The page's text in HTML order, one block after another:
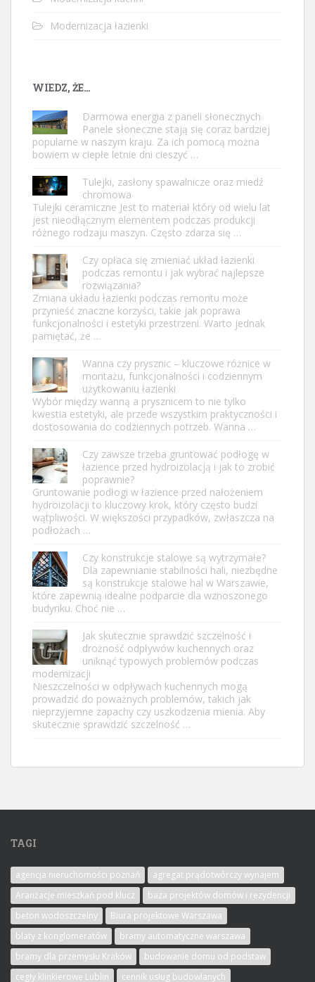
Modernizacja łazienki
WIEDZ, ŻE…
Darmowa energia z paneli słonecznych
Panele słoneczne stają się coraz bardziej
popularne w naszym kraju. Za ich pomocą można
bowiem w ciepłe letnie dni cieszyć …
Tulejki, zasłony spawalnicze oraz miedź
chromowa
Tulejki ceramiczne Jest to materiał który od wielu lat
jest nieodłącznym elementem podczas produkcji
różnego rodzaju maszyn. Często zdarza się …
Czy opłaca się zmieniać układ łazienki
podczas remontu i jak wybrać najlepsze
rozwiązania?
Zmiana układu łazienki podczas remontu może
przynieść znaczne korzyści, takie jak poprawa
funkcjonalności i estetyki przestrzeni. Warto jednak
pamiętać, że …
Wanna czy prysznic – kluczowe różnice w
montażu, funkcjonalności i codziennym
użytkowaniu łazienki
Wybór między wanną a prysznicem to nie tylko
kwestia estetyki, ale przede wszystkim praktyczności i
dostosowania do codziennych potrzeb. Wanna …
Czy zawsze trzeba gruntować podłogę w
łazience przed hydroizolacją i jak to zrobić
poprawnie?
Gruntowanie podłogi w łazience przed nałożeniem
hydroizolacji to kluczowy krok, który często budzi
wątpliwości. W większości przypadków, zwłaszcza na
podłożach …
Czy konstrukcje stalowe są wytrzymałe?
Dla zapewnianie stabilności hali, niezbędne
są konstrukcje stalowe hal w Warszawie,
które zapewnią idealne podparcie dla wznoszonego
budynku. Choć nie …
Jak skutecznie sprawdzić szczelność i
drożność odpływów kuchennych oraz
uniknąć typowych problemów podczas
modernizacji
Nieszczelności w odpływach kuchennych mogą
prowadzić do poważnych problemów, takich jak
nieprzyjemne zapachy czy uszkodzenia mienia. Aby
skutecznie sprawdzić szczelność …
TAGI
agencja nieruchomości poznań
agregat prądotwórczy wynajem
Aranżacje mieszkań pod klucz
baza projektów domów i rezydencji
beton wodoszczelny
Biura projektowe Warszawa
blaty z konglomeratów
bramy automatyczne warszawa
bramy dla przemysłu Kraków
budowanie domu od podstaw
cegły klinkierowe Lublin
cennik usług budowlanych